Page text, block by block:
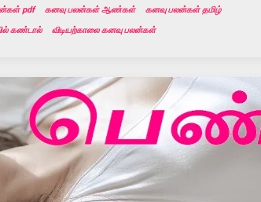
pdf கனவு பலன்கள் ஆண்கள்
கனவு பலன்கள் தமிழ்
கண்டால் விடியற்காலை கனவு பலன்கள்